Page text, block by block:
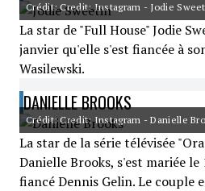
Crédit: Credit: Instagram - Jodie
La star de "Full House" Jodie
janvier qu'elle s'est fiancée à
Wasilewski.
DANIELLE BROOKS
Crédit: Credit: Instagram - Danielle
La star de la série télévisée
Danielle Brooks, s'est mariée le
fiancé Dennis Gelin. Le